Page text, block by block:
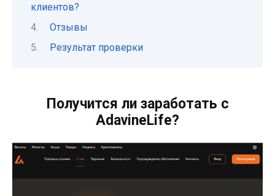
клиентов?
Отзывы
Результат проверки
Получится ли заработать с
AdavineLife?